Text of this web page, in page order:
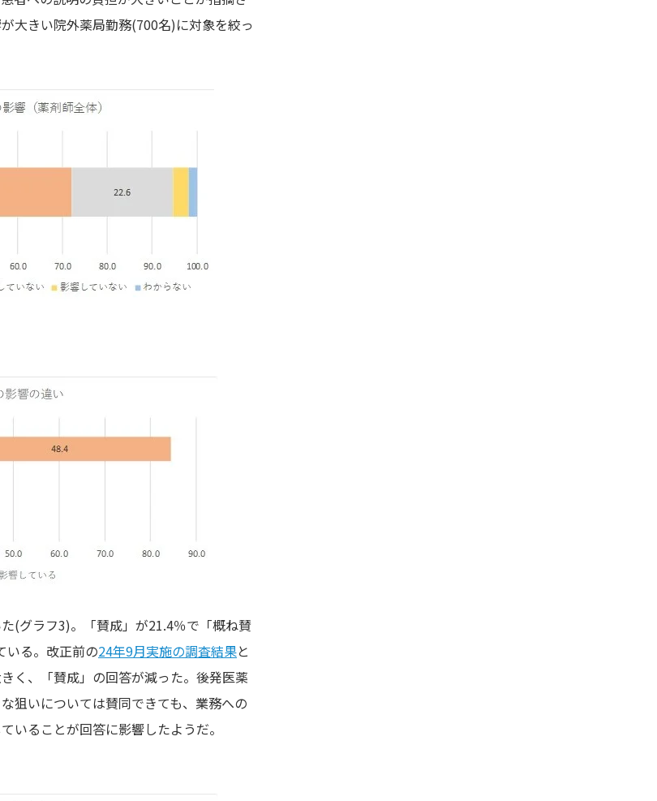
大きい院外薬局勤務(700名)に対象を絞っ
(グラフ3)。「賛成」が21.4％で「概ね賛
いる。改正前の24年9月実施の調査結果と
く、「賛成」の回答が減った。後発医薬
狙いについては賛同できても、業務への
いることが回答に影響したようだ。